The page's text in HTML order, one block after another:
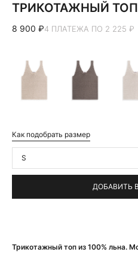
Трикотажный топ из 100% льна.
ТРИКОТАЖНЫЙ ТОП
8 900 ₽4 ПЛАТЕЖА ПО 2 225 ₽
Как подобрать размер
S
ДОБАВИТЬ